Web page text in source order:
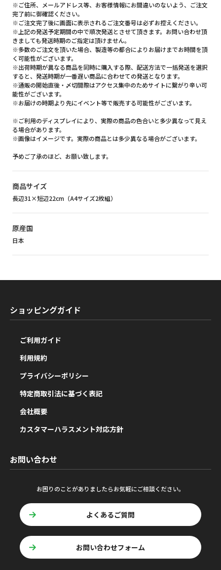
※ご住所、メールアドレス等、お客様情報にお間違いのないよう、ご注文
完了前に御確認ください。
※ご注文完了後に画面に表示されるご注文番号は必ずお控えください。
※上記の発送予定期間の中で順次発送とさせて頂きます。お問い合わせ頂
きましても発送時期のご指定は頂けません。
※多数のご注文を頂いた場合、製造等の都合によりお届けまでお時間を頂
く可能性がございます。
※出荷時期が異なる商品を同時に購入する際、配送方法で一括発送を選択
すると、発送時期が一番遅い商品に合わせての発送となります。
※通販の開始直後・〆切間際はアクセス集中のためサイトに繋がり辛い可
能性がございます。
※お届けの時期より先にイベント等で販売する可能性がございます。
※ご利用のディスプレイにより、実際の商品の色合いと多少異なって見え
る場合があります。
※画像はイメージです。実際の商品とは多少異なる場合がございます。
予めご了承のほど、お願い致します。
商品サイズ
長辺31×短辺22cm（A4サイズ2枚組）
原産国
日本
ショッピングガイド
ご利用ガイド
利用規約
プライバシーポリシー
特定商取引法に基づく表記
会社概要
カスタマーハラスメント対応方針
お問い合わせ
お困りのことがありましたらお気軽にご相談ください。
よくあるご質問
お問い合わせフォーム